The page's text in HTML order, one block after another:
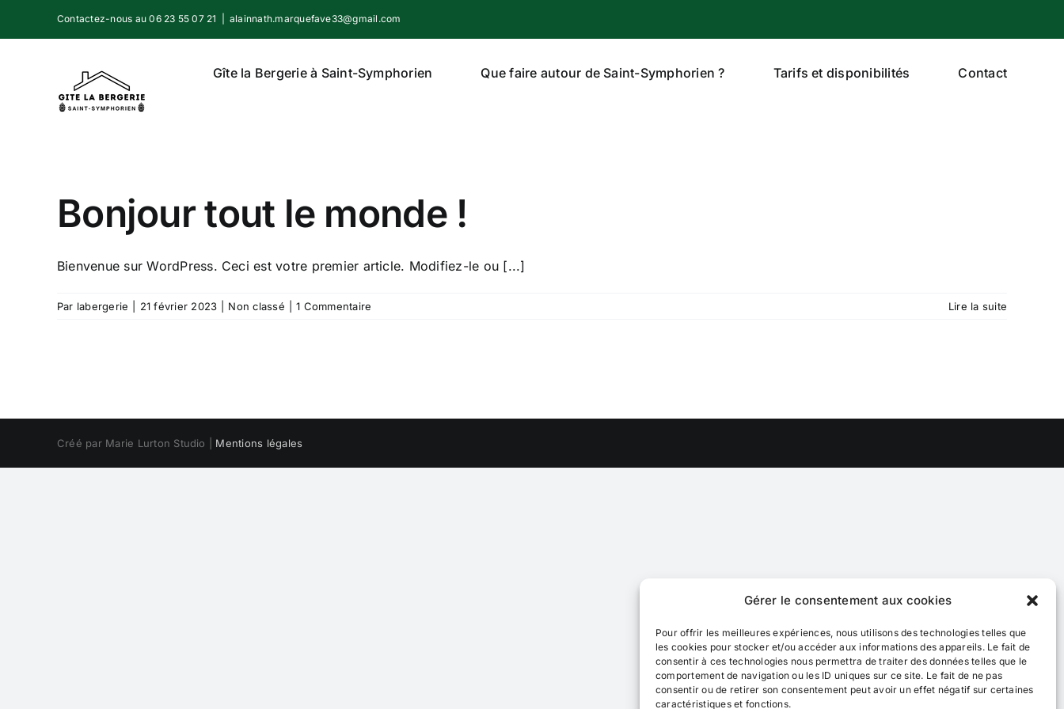
Gérer le consentement aux cookies
Pour offrir les meilleures expériences, nous utilisons des technologies telles que
les cookies pour stocker et/ou accéder aux informations des appareils. Le fait de
consentir à ces technologies nous permettra de traiter des données telles que le
comportement de navigation ou les ID uniques sur ce site. Le fait de ne pas
consentir ou de retirer son consentement peut avoir un effet négatif sur certaines
caractéristiques et fonctions.
Contactez-nous au 06 23 55 07 21 alainnath.marquefave33@gmail.com
Gîte la Bergerie à Saint-Symphorien Que faire autour de Saint-Symphorien ? Tarifs et disponibilités Contact
Bonjour tout le monde !
Bienvenue sur WordPress. Ceci est votre premier article. Modifiez-le ou [...]
Par labergerie 21 février 2023 Non classé 1 Commentaire Lire la suite
Créé par Marie Lurton Studio | Mentions légales